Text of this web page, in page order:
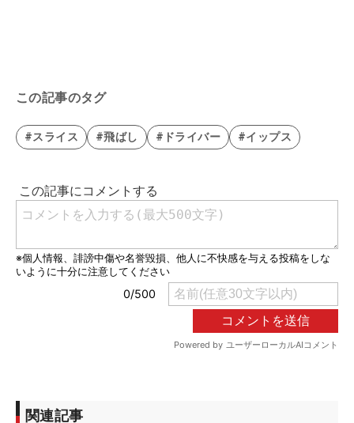
この記事のタグ
#スライス #飛ばし #ドライバー #イップス
関連記事